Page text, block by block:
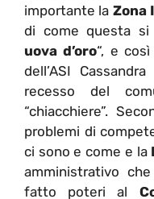
importante la Zona
di come questa si
uova d’oro“, e
dell’ASI
recesso del
“chiacchiere”.
problemi di
ci sono e come e la
amministrativo
fatto poteri al